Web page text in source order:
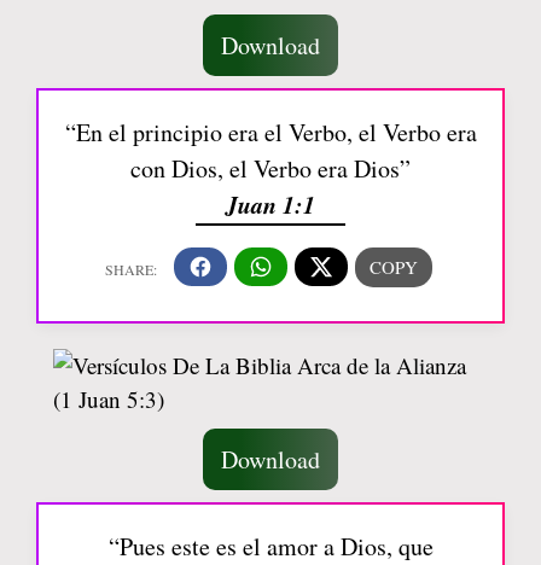
Download
“En el principio era el Verbo, el Verbo era
con Dios, el Verbo era Dios”
Juan 1:1
Download
“Pues este es el amor a Dios, que